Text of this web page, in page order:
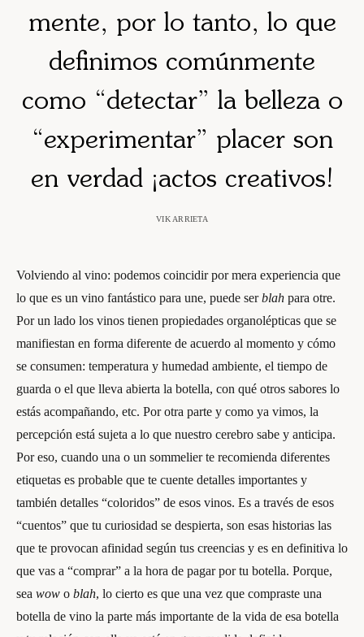
mente, por lo tanto, lo que
definimos comúnmente
como “detectar” la belleza o
“experimentar” placer son
en verdad ¡actos creativos!
VIK ARRIETA
Volviendo al vino: podemos coincidir por mera experiencia que
lo que es un vino fantástico para une, puede serblah para otre.
Por un lado los vinos tienen propiedades organolépticas que se
manifiestan en forma diferente de acuerdo al momento y cómo
se consumen: temperatura y humedad ambiente, el tiempo de
guarda o el que lleva abierta la botella, con qué otros sabores lo
estás acompañando, etc. Por otra parte y como ya vimos, la
percepción está sujeta a lo que nuestro cerebro sabe y anticipa.
Por eso, cuando una o un sommelier te recomienda diferentes
etiquetas es probable que te cuente detalles importantes y
también detalles “coloridos” de esos vinos. Es a través de esos
“cuentos” que tu curiosidad se despierta, son esas historias las
que te provocan afinidad según tus creencias y es en definitiva lo
que vas a “comprar” a la hora de pagar por tu botella. Porque,
sea wow o blah, lo cierto es que una vez que compraste una
botella de vino la parte más importante de la vida de esa botella